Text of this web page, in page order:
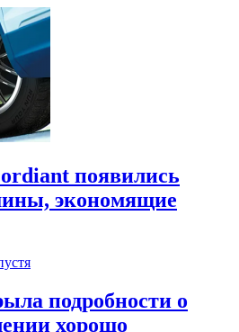
появились
экономящие
подробности о
хорошо